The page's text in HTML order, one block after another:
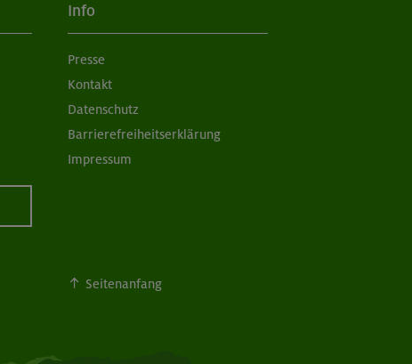
Info
Presse
Kontakt
Datenschutz
Barrierefreiheitserklärung
Impressum
Seitenanfang